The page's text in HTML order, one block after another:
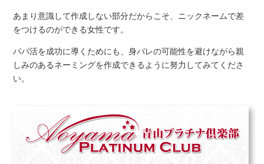
あまり意識して作成しない部分だからこそ、ニックネームで差
をつけるのができる女性です。
パパ活を成功に導くためにも、身バレの可能性を避けながら親
しみのあるネーミングを作成できるように努力してみてくださ
い。